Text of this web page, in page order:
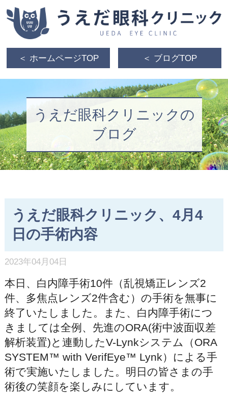
＜ ホームページTOP ＜ ブログTOP
うえだ眼科クリニックの
ブログ
うえだ眼科クリニック、4月4
日の手術内容
2023年04月04日
本日、白内障手術10件（乱視矯正レンズ2
件、多焦点レンズ2件含む）の手術を無事に
終了いたしました。また、白内障手術につ
きましては全例、先進のORA(術中波面収差
解析装置)と連動したV-Lynkシステム（ORA
SYSTEM™ with VerifEye™ Lynk）による手
術で実施いたしました。明日の皆さまの手
術後の笑顔を楽しみにしています。